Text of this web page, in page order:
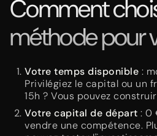
Comment
méthode pour
Votre temps disponible :
Privilégiez le capital ou un
15h ? Vous pouvez
Votre capital de départ : 0
vendre une compétence.